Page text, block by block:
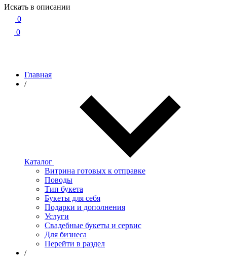
Искать в описании
0
0
Главная
/
Каталог
Витрина готовых к отправке
Поводы
Тип букета
Букеты для себя
Подарки и дополнения
Услуги
Свадебные букеты и сервис
Для бизнеса
Перейти в раздел
/